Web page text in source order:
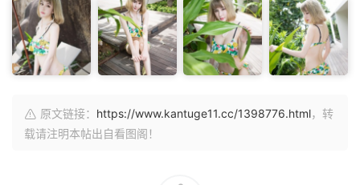
原文链接： https://www.kantuge11.cc/1398776.html，转
载请注明本帖出自看图阁！